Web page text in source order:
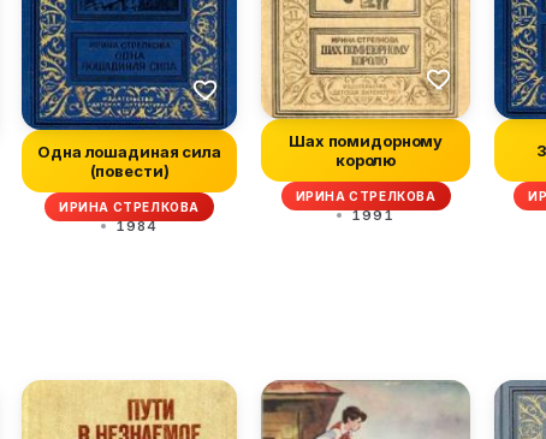
Одна лошадиная сила
(повести)
ИРИНА СТРЕЛКОВА
1984
Шах помидорному
королю
ИРИНА СТРЕЛКОВА
1991